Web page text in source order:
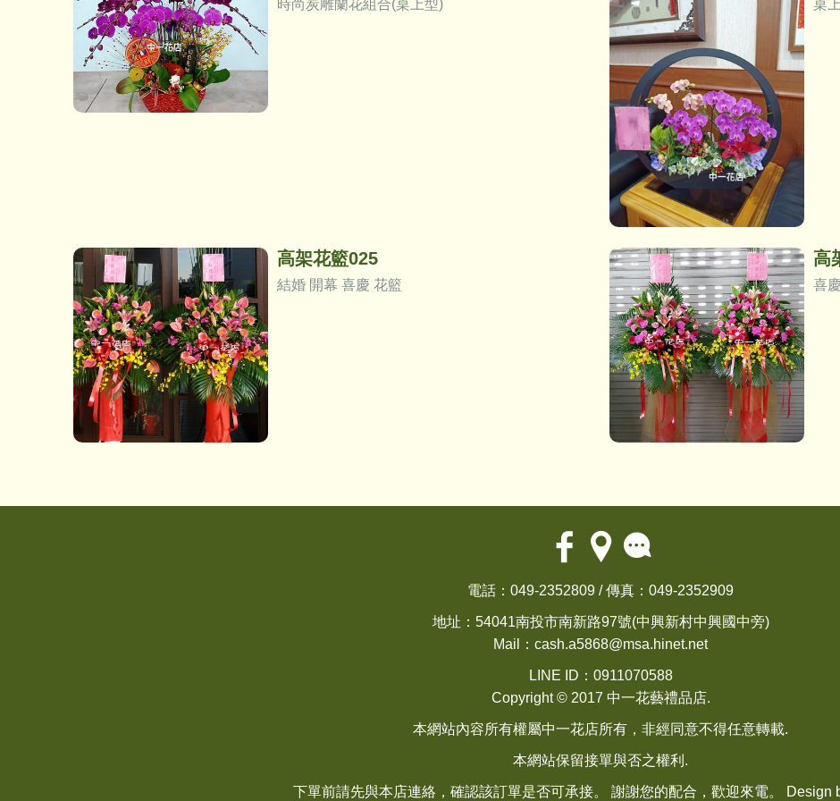
時尚炭雕蘭花組合(桌上型) 桌
高架花籃025
結婚 開幕 喜慶 花籃
高
喜
電話：049-2352809 / 傳真：049-2352909
地址：54041南投市南新路97號(中興新村中興國中旁)
Mail： cash.a5868@msa.hinet.net
LINE ID：0911070588
Copyright © 2017 中一花藝禮品店.
本網站內容所有權屬中一花店所有，非經同意不得任意轉載.
本網站保留接單與否之權利.
下單前請先與本店連絡，確認該訂單是否可承接。 謝謝您的配合，歡迎來電。 Design